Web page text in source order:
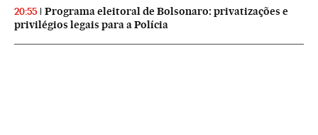
20:55
Programa eleitoral de Bolsonaro: privatizações e
privilégios legais para a Polícia